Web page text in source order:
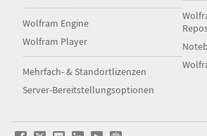
Wolfram Engine
Wolfram Player
Mehrfach- & Standortlizenzen
Server-Bereitstellungsoptionen